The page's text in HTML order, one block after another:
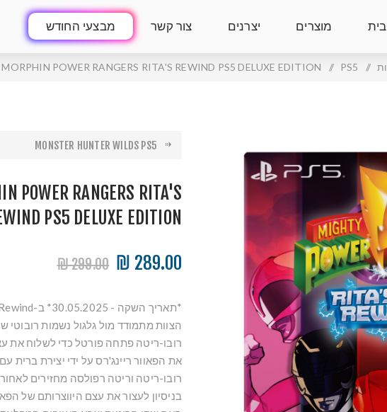
מוצרים יצרנים צור קשר מבצעי החודש
/
PS5
/
POWER RANGERS RITA'S REWIND PS5 DELUXE EDITION
MONSTER HUNTER WILDS PS5
POWER RANGERS RITA'S
PS5 DELUXE EDITION
289.00 ₪
299.00 ₪
הצוות מתמודד מול גלגול נשמות רובוטי
רובו-ריטה פתחה פורטל כדי לשלוח את
את הפאוור ריינג'רס על ידי יצירת
רובו-ריטה וריטה רפולסה מחזירים
בניסיון לעצור את עצם היווצרותם של